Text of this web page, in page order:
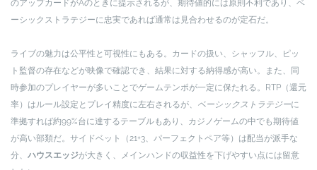
のアップカードがAのときに提示されるが、期待値的には原則不利であり、ベ
ーシックストラテジーに忠実であれば通常は見合わせるのが定石だ。
ライブの魅力は公平性と可視性にもある。カードの扱い、シャッフル、ピッ
ト監督の存在などが映像で確認でき、結果に対する納得感が高い。また、同
時参加のプレイヤーが多いことでゲームテンポが一定に保たれる。RTP（還元
率）はルール設定とプレイ精度に左右されるが、 ベーシックストラテジーに
準拠すれば約99%台に達するテーブルもあり、カジノゲームの中でも期待値
が高い部類だ。サイドベット（21+3、パーフェクトペア等）は配当が派手な
分、 ハウスエッジが大きく、メインハンドの収益性を下げやすい点には留意